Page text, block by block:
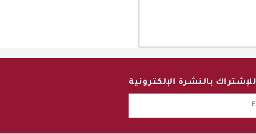
للإشتراك بالنشرة الإلكترونية